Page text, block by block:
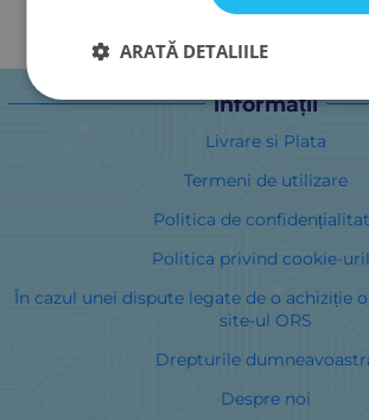
informații
Livrare si Plata
Termeni de utilizare
Politica de
Politica privind cookie-
În cazul unei dispute legate de o achiziție
site-ul ORS
Drepturile
Despre noi
ARATĂ DETALIILE